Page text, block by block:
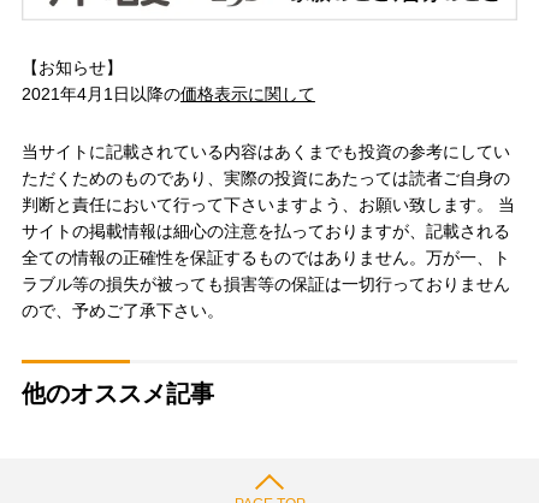
【お知らせ】
2021年4月1日以降の価格表示に関して
当サイトに記載されている内容はあくまでも投資の参考にしてい
ただくためのものであり、実際の投資にあたっては読者ご自身の
判断と責任において行って下さいますよう、お願い致します。 当
サイトの掲載情報は細心の注意を払っておりますが、記載される
全ての情報の正確性を保証するものではありません。万が一、ト
ラブル等の損失が被っても損害等の保証は一切行っておりません
ので、予めご了承下さい。
他のオススメ記事